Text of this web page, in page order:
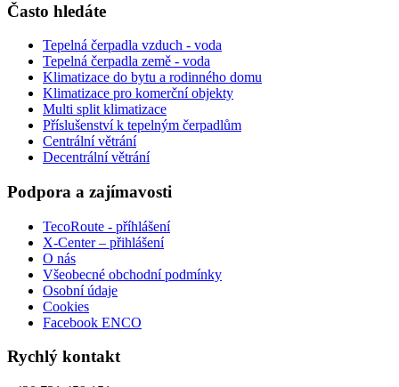
Často hledáte
Tepelná čerpadla vzduch - voda
Tepelná čerpadla země - voda
Klimatizace do bytu a rodinného domu
Klimatizace pro komerční objekty
Multi split klimatizace
Příslušenství k tepelným čerpadlům
Centrální větrání
Decentrální větrání
Podpora a zajímavosti
TecoRoute - příhlášení
X-Center – přihlášení
O nás
Všeobecné obchodní podmínky
Osobní údaje
Cookies
Facebook ENCO
Rychlý kontakt